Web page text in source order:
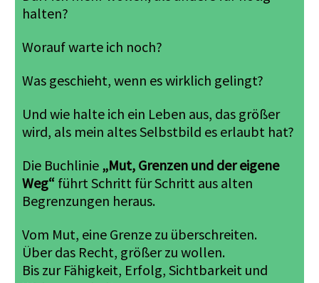
halten?
Worauf warte ich noch?
Was geschieht, wenn es wirklich gelingt?
Und wie halte ich ein Leben aus, das größer
wird, als mein altes Selbstbild es erlaubt hat?
Die Buchlinie „Mut, Grenzen und der eigene
Weg“ führt Schritt für Schritt aus alten
Begrenzungen heraus.
Vom Mut, eine Grenze zu überschreiten.
Über das Recht, größer zu wollen.
Bis zur Fähigkeit, Erfolg, Sichtbarkeit und